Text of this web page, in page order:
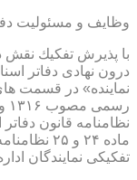
وظایف و مسئولیت
با پذیرش تفكیك نقش
درون نهادی دفاتر
نماینده» در قسمت های
ماده ۲۴
تفكیكی نمایندگان